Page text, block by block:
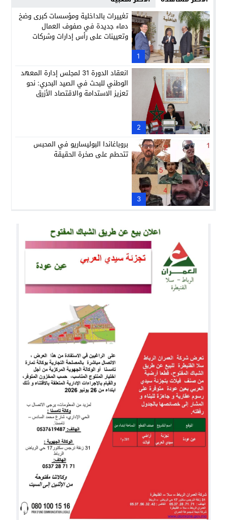
1
تغييرات بالداخلية ومؤسسات كبرى وضخ
دماء جديدة في صفوف العمال
وتعيينات على رأس إدارات وشركات
2
انعقاد الدورة 31 لمجلس إدارة المعهد
الوطني للبحث في الصيد البحري: نحو
تعزيز الاستدامة والاقتصاد الأزرق
3
بروباغاندا البوليساريو في المحبس
تتحطم على صخرة الحقيقة